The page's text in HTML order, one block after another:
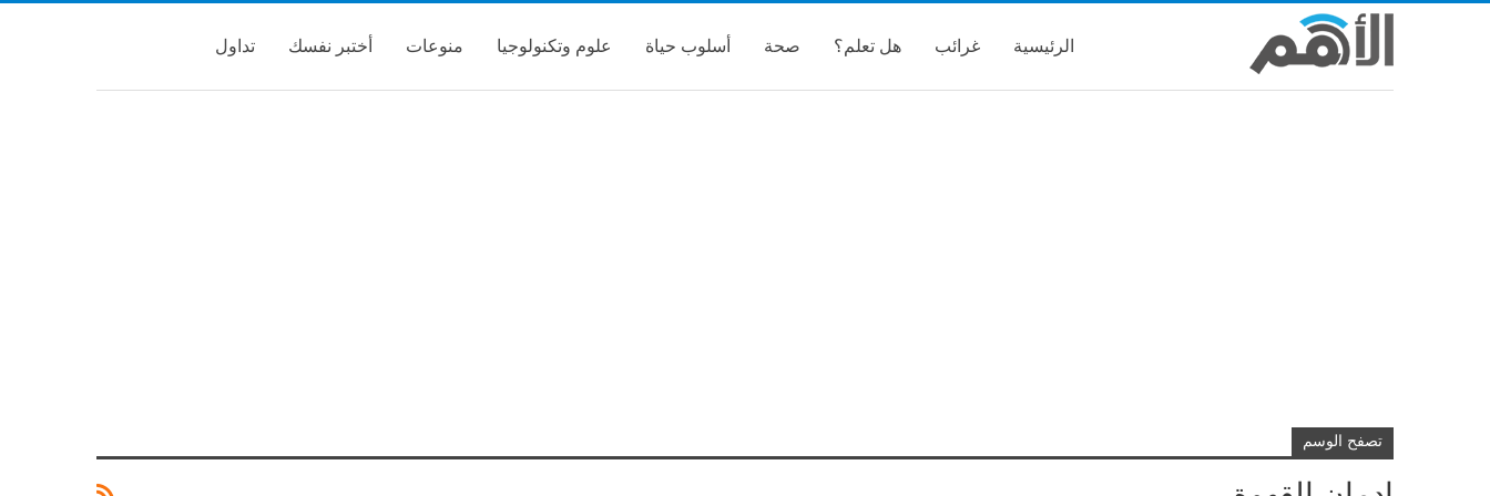
الرئيسية غرائب هل تعلم؟ صحة أسلوب حياة علوم وتكنولوجيا منوعات أختبر نفسك تداول
تصفح الوسم